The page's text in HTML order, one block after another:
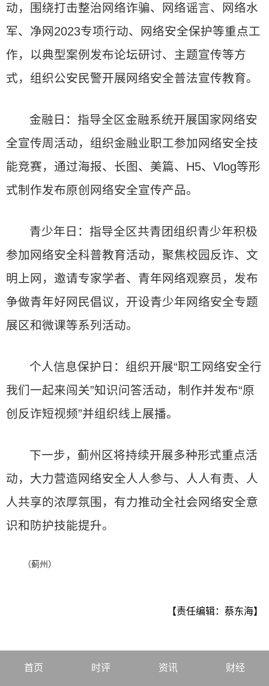
动，围绕打击整治网络诈骗、网络谣言、网络水
军、净网2023专项行动、网络安全保护等重点工
作，以典型案例发布论坛研讨、主题宣传等方
式，组织公安民警开展网络安全普法宣传教育。
金融日：指导全区金融系统开展国家网络安
全宣传周活动，组织金融业职工参加网络安全技
能竞赛，通过海报、长图、美篇、H5、Vlog等形
式制作发布原创网络安全宣传产品。
青少年日：指导全区共青团组织青少年积极
参加网络安全科普教育活动，聚焦校园反诈、文
明上网，邀请专家学者、青年网络观察员，发布
争做青年好网民倡议，开设青少年网络安全专题
展区和微课等系列活动。
个人信息保护日：组织开展“职工网络安全行
我们一起来闯关”知识问答活动，制作并发布“原
创反诈短视频”并组织线上展播。
下一步，蓟州区将持续开展多种形式重点活
动，大力营造网络安全人人参与、人人有责、人
人共享的浓厚氛围，有力推动全社会网络安全意
识和防护技能提升。
（蓟州）
【责任编辑：蔡东海】
首页 时评 资讯 财经